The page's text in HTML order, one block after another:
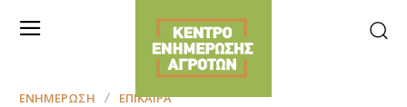
ΕΝΗΜΈΡΩΣΗ ΕΠΊΚΑΙΡΑ